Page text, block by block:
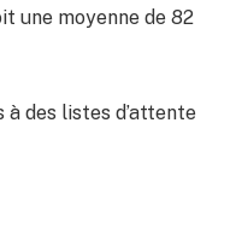
une moyenne de 82
à des listes d’attente